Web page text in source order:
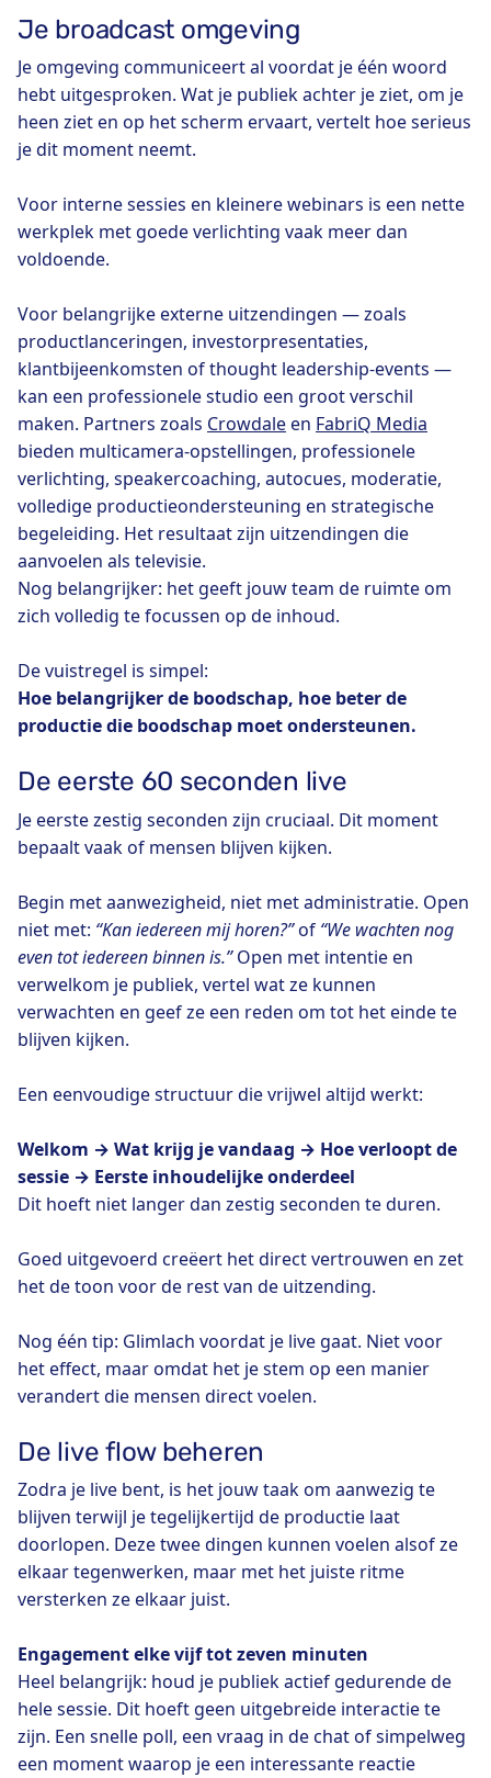
Je broadcast omgeving
Je omgeving communiceert al voordat je één woord
hebt uitgesproken. Wat je publiek achter je ziet, om je
heen ziet en op het scherm ervaart, vertelt hoe serieus
je dit moment neemt.
Voor interne sessies en kleinere webinars is een nette
werkplek met goede verlichting vaak meer dan
voldoende.
Voor belangrijke externe uitzendingen — zoals
productlanceringen, investorpresentaties,
klantbijeenkomsten of thought leadership-events —
kan een professionele studio een groot verschil
maken. Partners zoals Crowdaleen FabriQ Media
bieden multicamera-opstellingen, professionele
verlichting, speakercoaching, autocues, moderatie,
volledige productieondersteuning en strategische
begeleiding. Het resultaat zijn uitzendingen die
aanvoelen als televisie.
Nog belangrijker: het geeft jouw team de ruimte om
zich volledig te focussen op de inhoud.
De vuistregel is simpel:
Hoe belangrijker de boodschap, hoe beter de
productie die boodschap moet ondersteunen.
De eerste 60 seconden live
Je eerste zestig seconden zijn cruciaal. Dit moment
bepaalt vaak of mensen blijven kijken.
Begin met aanwezigheid, niet met administratie. Open
niet met: “Kan iedereen mij horen?”of “We wachten nog
even tot iedereen binnen is.”Open met intentie en
verwelkom je publiek, vertel wat ze kunnen
verwachten en geef ze een reden om tot het einde te
blijven kijken.
Een eenvoudige structuur die vrijwel altijd werkt:
Welkom → Wat krijg je vandaag → Hoe verloopt de
sessie → Eerste inhoudelijke onderdeel
Dit hoeft niet langer dan zestig seconden te duren.
Goed uitgevoerd creëert het direct vertrouwen en zet
het de toon voor de rest van de uitzending.
Nog één tip: Glimlach voordat je live gaat. Niet voor
het effect, maar omdat het je stem op een manier
verandert die mensen direct voelen.
De live flow beheren
Zodra je live bent, is het jouw taak om aanwezig te
blijven terwijl je tegelijkertijd de productie laat
doorlopen. Deze twee dingen kunnen voelen alsof ze
elkaar tegenwerken, maar met het juiste ritme
versterken ze elkaar juist.
Engagement elke vijf tot zeven minuten
Heel belangrijk: houd je publiek actief gedurende de
hele sessie. Dit hoeft geen uitgebreide interactie te
zijn. Een snelle poll, een vraag in de chat of simpelweg
een moment waarop je een interessante reactie